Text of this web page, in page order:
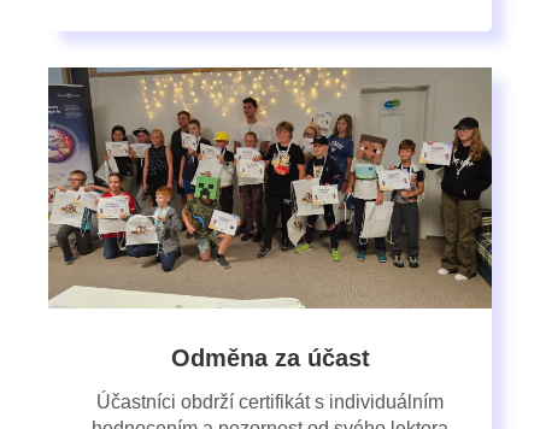
Odměna za účast
Účastníci obdrží certifikát s individuálním